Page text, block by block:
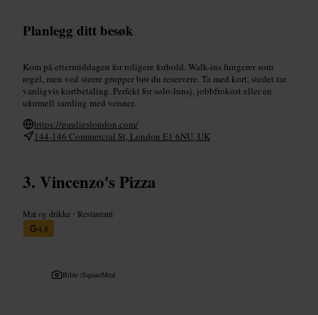
Planlegg ditt besøk
Kom på ettermiddagen for roligere forhold. Walk-ins fungerer som
regel, men ved større grupper bør du reservere. Ta med kort, stedet tar
vanligvis kortbetaling. Perfekt for solo-lunsj, jobbfrokost eller en
uformell samling med venner.
https://paulieslondon.com/
144-146 Commercial St, London E1 6NU, UK
Vincenzo's Pizza
Mat og drikke • Restaurant
4,8
Bilde /SquareMeal